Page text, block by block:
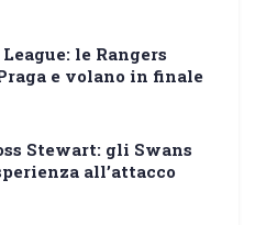
le Rangers
e volano in finale
Stewart: gli Swans
all’attacco